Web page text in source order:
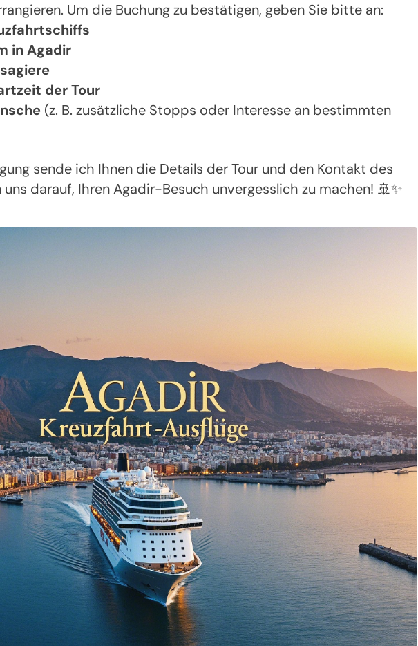
Um die Buchung zu bestätigen, geben Sie bitte an:
in Agadir
der Tour
(z. B. zusätzliche Stopps oder Interesse an bestimmten
sende ich Ihnen die Details der Tour und den Kontakt des
uns darauf, Ihren Agadir-Besuch unvergesslich zu machen! 🚢✨